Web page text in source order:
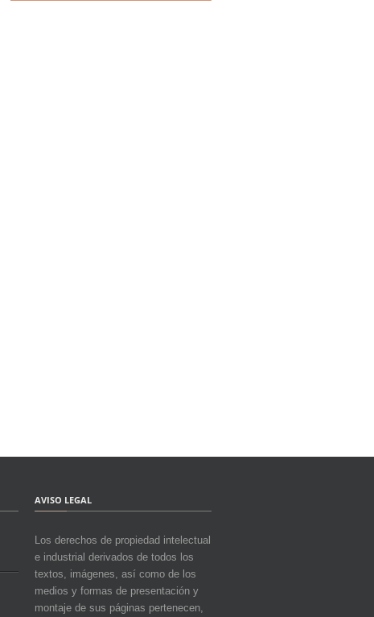
AVISO LEGAL
Los derechos de propiedad intelectual
e industrial derivados de todos los
textos, imágenes, así como de los
medios y formas de presentación y
montaje de sus páginas pertenecen,